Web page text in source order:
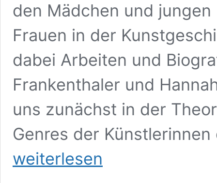
den Mädchen und
Frauen in der
dabei Arbeiten und
Frankenthaler und
uns zunächst in der
Genres der
weiterlesen